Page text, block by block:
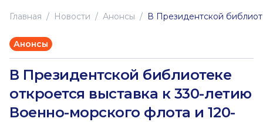
Главная Новоcти Анонсы В Президентской
Анонсы
В Президентской библиотеке
откроется выставка к 330-летию
Военно-морского флота и 120-